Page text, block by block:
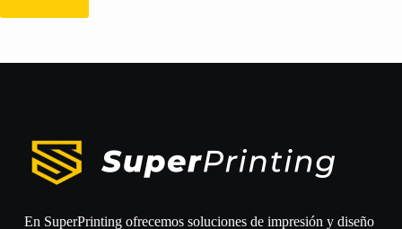
En SuperPrinting ofrecemos soluciones de impresión y diseño